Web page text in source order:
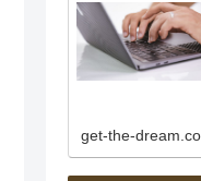
get-the-